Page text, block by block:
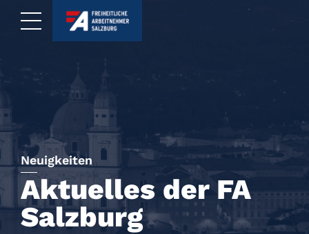
Neuigkeiten
Aktuelles der FA
Salzburg